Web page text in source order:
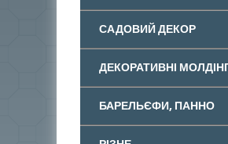
САДОВИЙ ДЕКОР
ДЕКОРАТИВНІ
БАРЕЛЬЄФИ, ПАННО